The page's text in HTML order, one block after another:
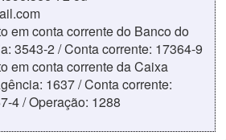
em conta corrente do Banco do
3543-2 / Conta corrente: 17364-9
em conta corrente da Caixa
1637 / Conta corrente:
4 / Operação: 1288